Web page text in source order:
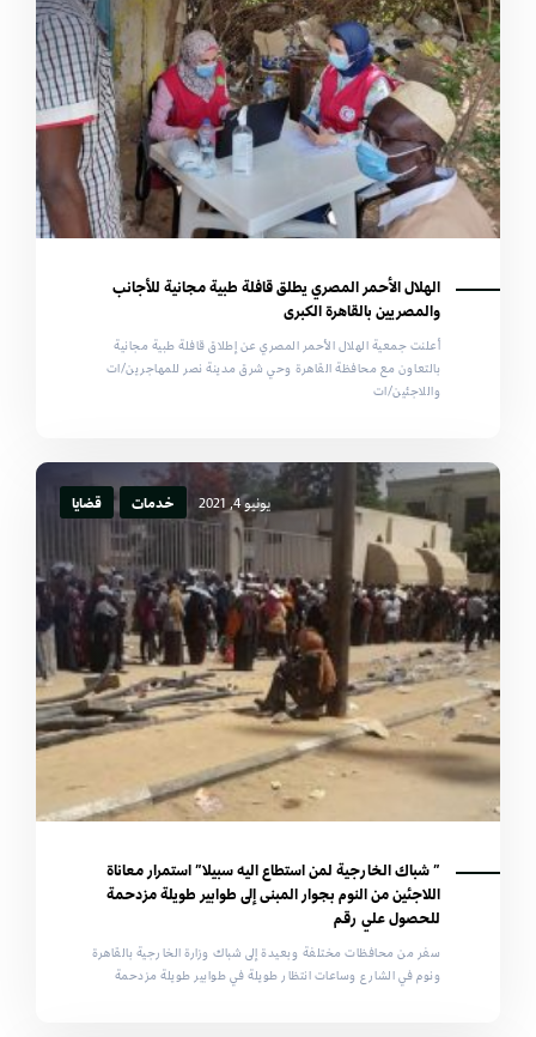
الهلال الأحمر المصري يطلق قافلة طبية مجانية للأجانب
والمصريين بالقاهرة الكبرى
أعلنت جمعية الهلال الأحمر المصري عن إطلاق قافلة طبية مجانية
بالتعاون مع محافظة القاهرة وحي شرق مدينة نصر للمهاجرين/ات
واللاجئين/ات
يونيو 4, 2021 خدمات قضايا
” شباك الخارجية لمن استطاع اليه سبيلا” استمرار معاناة
اللاجئين من النوم بجوار المبنى إلى طوابير طويلة مزدحمة
للحصول علي رقم
سفر من محافظات مختلفة وبعيدة إلى شباك وزارة الخارجية بالقاهرة
ونوم في الشارع وساعات انتظار طويلة في طوابير طويلة مزدحمة